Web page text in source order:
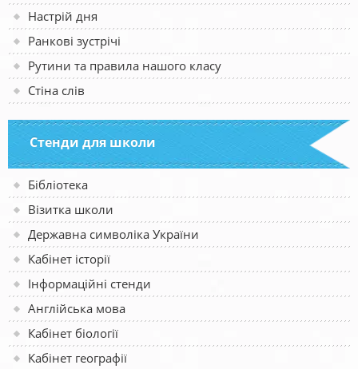
Настрій дня
Ранкові зустрічі
Рутини та правила нашого класу
Стіна слів
Стенди для школи
Бібліотека
Візитка школи
Державна символіка України
Кабінет історії
Інформаційні стенди
Англійська мова
Кабінет біології
Кабінет географії